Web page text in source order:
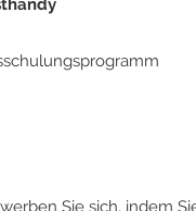
Sie sich, indem